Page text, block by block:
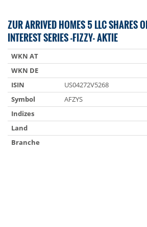
ZUR ARRIVED HOMES 5 LLC SHARES
INTEREST SERIES -FIZZY- AKTIE
WKN AT
WKN DE
ISIN
US04272V5268
Symbol
AFZYS
Indizes
Land
Branche